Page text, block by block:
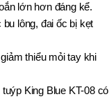
lớn hơn đáng kể.
lông, đai ốc bị kẹt
thiểu mỏi tay khi
tuýp King Blue KT-08 có